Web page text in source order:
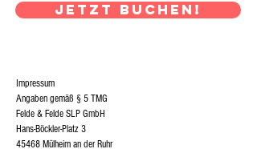
JETZT BUCHEN!
Impressum
Angaben gemäß § 5 TMG
Felde & Felde SLP GmbH
Hans-Böckler-Platz 3
45468 Mülheim an der Ruhr